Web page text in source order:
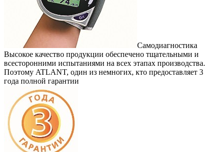
Самодиагностика
Высокое качество продукции обеспечено тщательными и
всесторонними испытаниями на всех этапах производства.
Поэтому ATLANT, один из немногих, кто предоставляет 3
года полной гарантии